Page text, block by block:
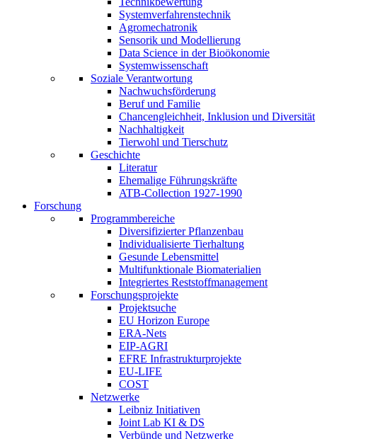
Systemverfahrenstechnik
Agromechatronik
Sensorik und Modellierung
Data Science in der Bioökonomie
Systemwissenschaft
Soziale Verantwortung
Nachwuchsförderung
Beruf und Familie
Chancengleichheit, Inklusion und Diversität
Nachhaltigkeit
Tierwohl und Tierschutz
Geschichte
Literatur
Ehemalige Führungskräfte
ATB-Collection 1927-1990
Forschung
Programmbereiche
Diversifizierter Pflanzenbau
Individualisierte Tierhaltung
Gesunde Lebensmittel
Multifunktionale Biomaterialien
Integriertes Reststoffmanagement
Forschungsprojekte
Projektsuche
EU Horizon Europe
ERA-Nets
EIP-AGRI
EFRE Infrastrukturprojekte
EU-LIFE
COST
Netzwerke
Leibniz Initiativen
Joint Lab KI & DS
Verbünde und Netzwerke